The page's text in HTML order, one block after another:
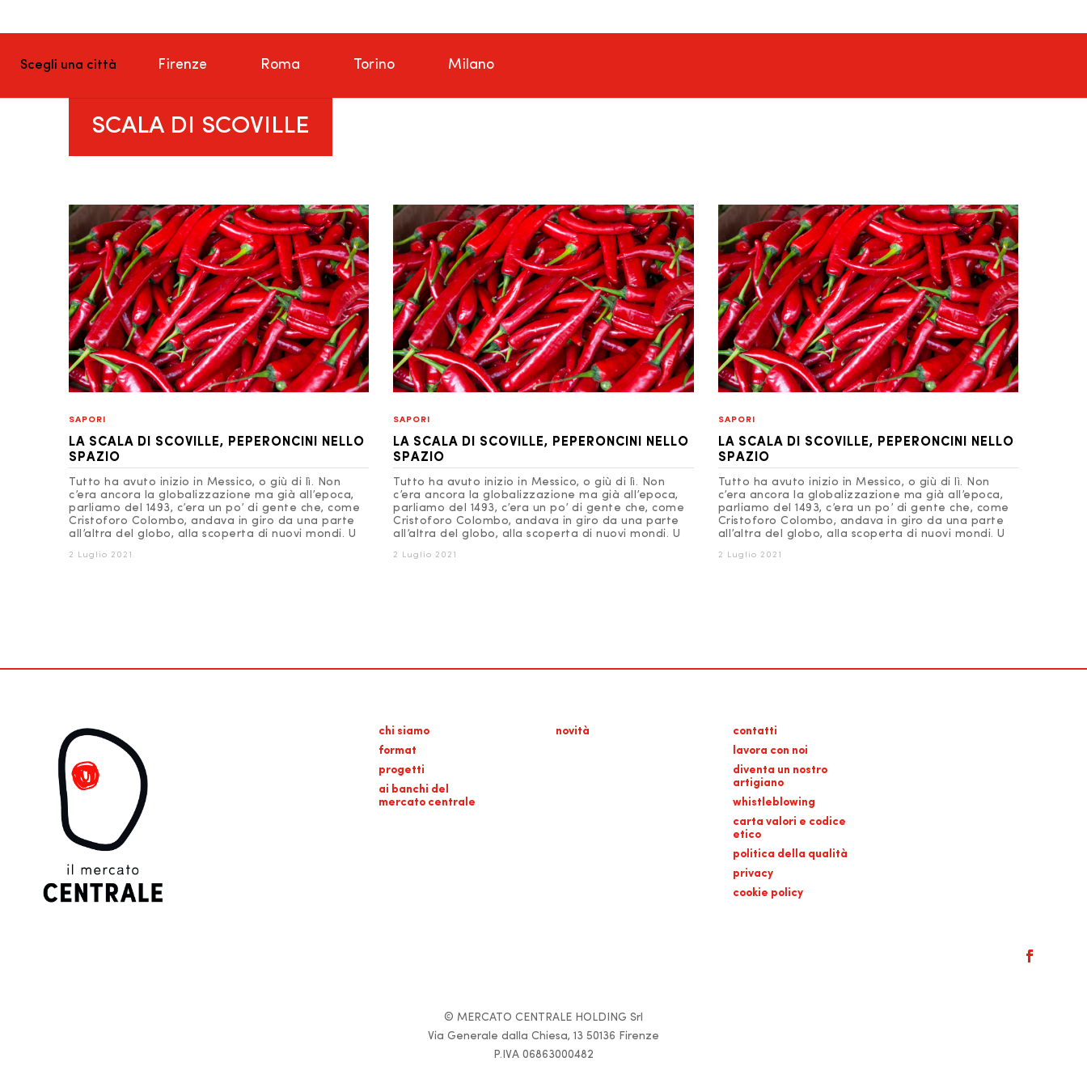
Scegli una città Firenze Roma Torino Milano
SCALA DI SCOVILLE
SAPORI
LA SCALA DI SCOVILLE, PEPERONCINI NELLO
SPAZIO
Tutto ha avuto inizio in Messico, o giù di lì. Non
c’era ancora la globalizzazione ma già all’epoca,
parliamo del 1493, c’era un po’ di gente che, come
Cristoforo Colombo, andava in giro da una parte
all’altra del globo, alla scoperta di nuovi mondi. U
2 Luglio 2021
SAPORI
LA SCALA DI SCOVILLE, PEPERONCINI NELLO
SPAZIO
Tutto ha avuto inizio in Messico, o giù di lì. Non
c’era ancora la globalizzazione ma già all’epoca,
parliamo del 1493, c’era un po’ di gente che, come
Cristoforo Colombo, andava in giro da una parte
all’altra del globo, alla scoperta di nuovi mondi. U
2 Luglio 2021
SAPORI
LA SCALA DI SCOVILLE, PEPERONCINI NELLO
SPAZIO
Tutto ha avuto inizio in Messico, o giù di lì. Non
c’era ancora la globalizzazione ma già all’epoca,
parliamo del 1493, c’era un po’ di gente che, come
Cristoforo Colombo, andava in giro da una parte
all’altra del globo, alla scoperta di nuovi mondi. U
2 Luglio 2021
chi siamo
format
progetti
ai banchi del
mercato centrale
novità
contatti
lavora con noi
diventa un nostro
artigiano
whistleblowing
carta valori e codice
etico
politica della qualità
privacy
cookie policy
© MERCATO CENTRALE HOLDING Srl
Via Generale dalla Chiesa, 13 50136 Firenze
P.IVA 06863000482